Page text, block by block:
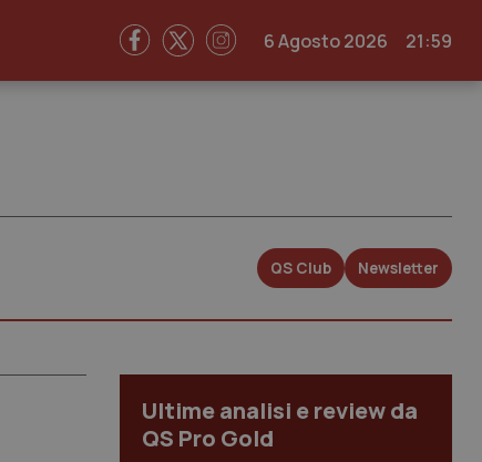
6 Agosto 2026 21:59
QS Club Newsletter
Ultime analisi e review da
QS Pro Gold